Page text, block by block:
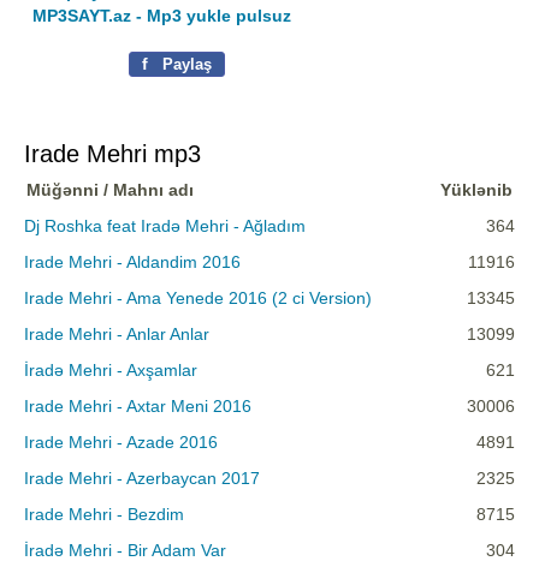
MP3SAYT.az - Mp3 yukle pulsuz
f Paylaş
Irade Mehri mp3
Müğənni / Mahnı adı
Yüklənib
Dj Roshka feat Iradə Mehri - Ağladım
364
Irade Mehri - Aldandim 2016
11916
Irade Mehri - Ama Yenede 2016 (2 ci Version)
13345
Irade Mehri - Anlar Anlar
13099
İradə Mehri - Axşamlar
621
Irade Mehri - Axtar Meni 2016
30006
Irade Mehri - Azade 2016
4891
Irade Mehri - Azerbaycan 2017
2325
Irade Mehri - Bezdim
8715
İradə Mehri - Bir Adam Var
304